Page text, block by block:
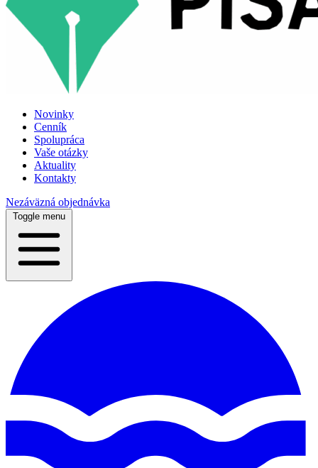
Novinky
Cenník
Spolupráca
Vaše otázky
Aktuality
Kontakty
Nezáväzná objednávka
Toggle menu